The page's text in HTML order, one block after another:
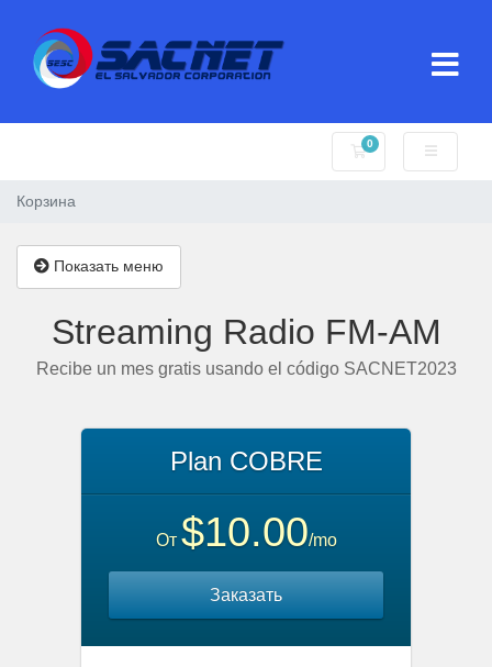
0
Корзина
Корзина
Показать меню
Streaming Radio FM-AM
Recibe un mes gratis usando el código SACNET2023
Plan COBRE
От $10.00/mo
Заказать